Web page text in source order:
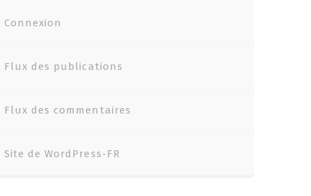
Connexion
Flux des publications
Flux des commentaires
Site de WordPress-FR